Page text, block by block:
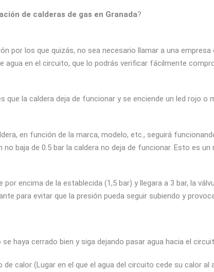
de calderas de gas en Granada?
por los que quizás, no sea necesario llamar a una
agua en el circuito, que lo podrás verificar fácilmente
que la caldera deja de funcionar y se enciende un led rojo
en función de la marca, modelo, etc., seguirá
baja de 0.5 bar la caldera no deja de funcionar. Esto es
encima de la establecida (1,5 bar) y llegara a 3 bar, la
para evitar que la presión pueda seguir subiendo y
haya cerrado bien y siga dejando pasar agua hacia el
calor (Lugar en el que el agua del circuito cede su calor